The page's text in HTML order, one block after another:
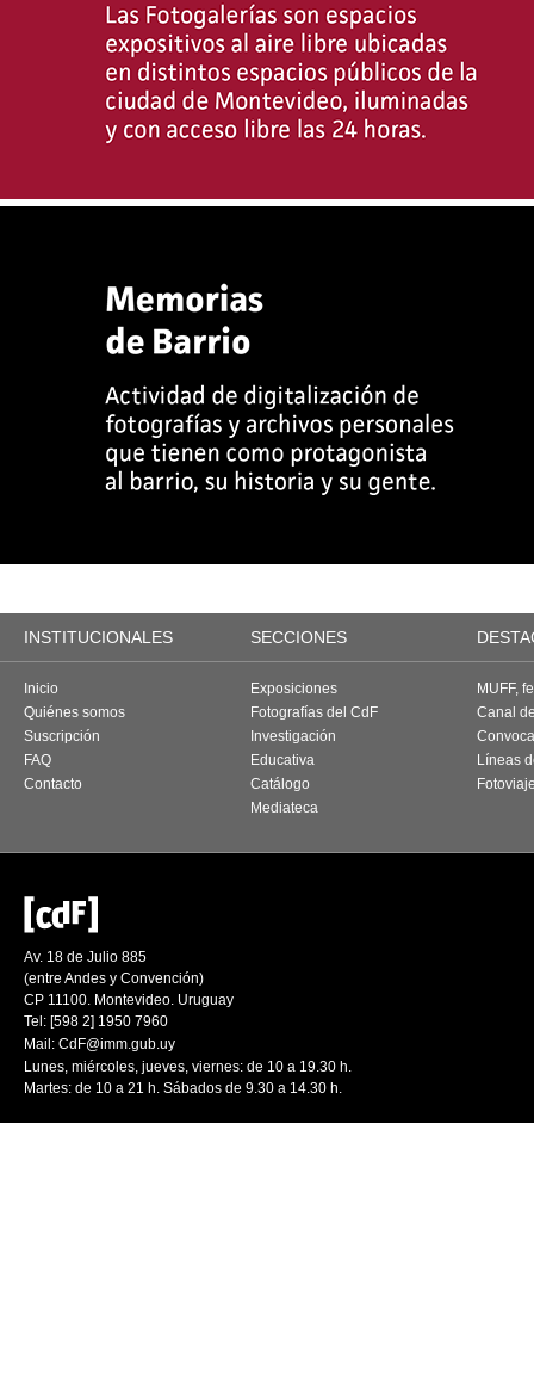
INSTITUCIONALES SECCIONES
Inicio
Quiénes somos
Suscripción
FAQ
Contacto
Exposiciones
Fotografías del CdF
Investigación
Educativa
Catálogo
Mediateca
MUFF,
Canal
Líneas
Av. 18 de Julio 885
(entre Andes y Convención)
CP 11100. Montevideo. Uruguay
Tel: [598 2] 1950 7960
Mail: CdF@imm.gub.uy
Lunes, miércoles, jueves, viernes: de 10 a 19.30 h.
Martes: de 10 a 21 h. Sábados de 9.30 a 14.30 h.